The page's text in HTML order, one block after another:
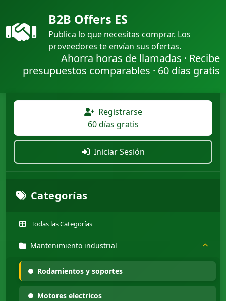
B2B Offers ES
Publica lo que necesitas comprar. Los
proveedores te envían sus ofertas.
Ahorra horas de llamadas · Recibe
presupuestos comparables · 60 días gratis
Registrarse
60 días gratis
Iniciar Sesión
Categorías
Todas las Categorías
Mantenimiento industrial
Rodamientos y soportes
Motores electricos